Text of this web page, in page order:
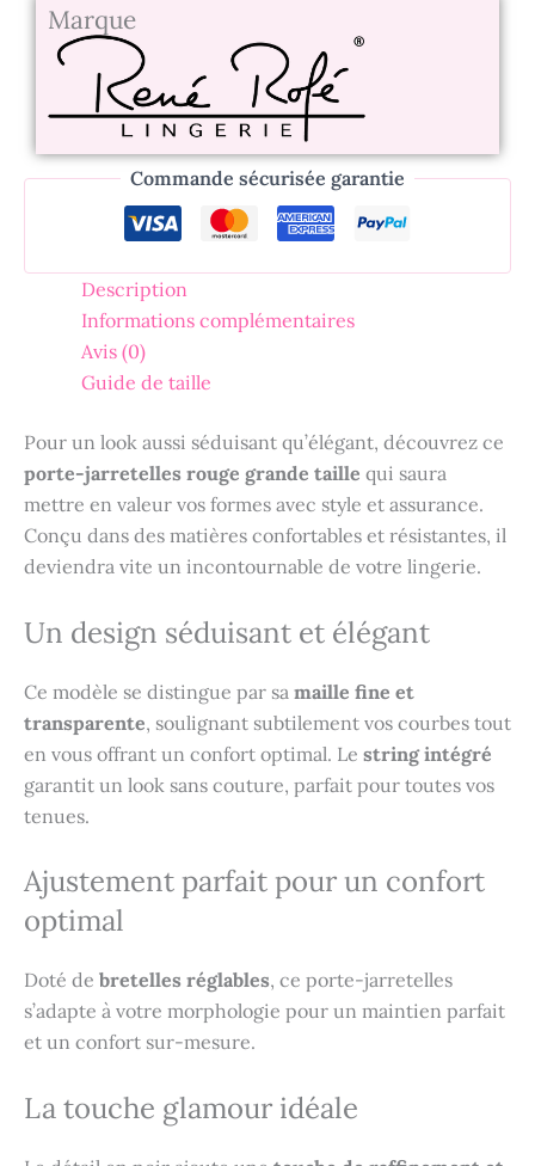
Marque
Commande sécurisée garantie
Description
Informations complémentaires
Avis (0)
Guide de taille
Pour un look aussi séduisant qu’élégant, découvrez ce
porte-jarretelles rouge grande taille qui saura
mettre en valeur vos formes avec style et assurance.
Conçu dans des matières confortables et résistantes, il
deviendra vite un incontournable de votre lingerie.
Un design séduisant et élégant
Ce modèle se distingue par sa maille fine et
transparente, soulignant subtilement vos courbes tout
en vous offrant un confort optimal. Le string intégré
garantit un look sans couture, parfait pour toutes vos
tenues.
Ajustement parfait pour un confort
optimal
Doté de bretelles réglables, ce porte-jarretelles
s’adapte à votre morphologie pour un maintien parfait
et un confort sur-mesure.
La touche glamour idéale